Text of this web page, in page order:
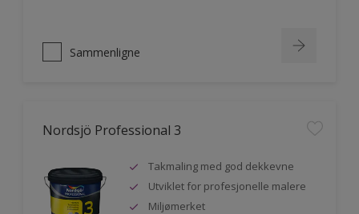
Sammenligne
Nordsjö Professional 3
Takmaling med god dekkevne
Utviklet for profesjonelle malere
Miljømerket